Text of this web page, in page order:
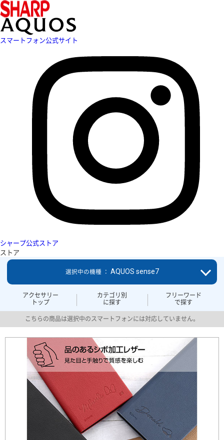
スマートフォン公式サイト
シャープ公式ストア
ストア
アクセサリー
トップ
カテゴリ別
に探す
フリーワード
で探す
選択中の機種 ： AQUOS sense7
こちらの商品は選択中のスマートフォンには対応していません。